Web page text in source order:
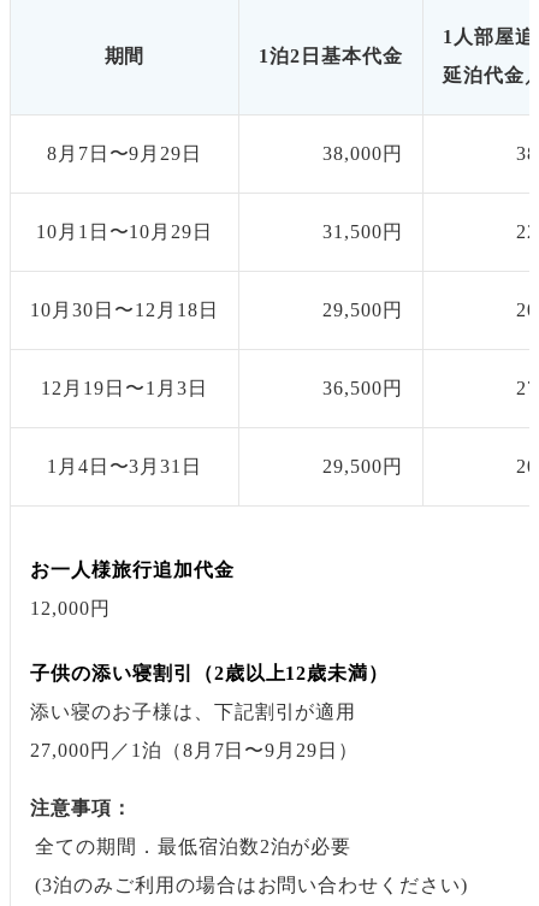
期間 1泊2日基本代金
1人部屋
延泊代金
8月7日〜9月29日 38,000円
10月1日〜10月29日 31,500円
10月30日〜12月18日 29,500円
12月19日〜1月3日 36,500円
1月4日〜3月31日 29,500円
お一人様旅行追加代金
12,000円
子供の添い寝割引（2歳以上12歳未満）
添い寝のお子様は、下記割引が適用
27,000円 ／1泊 （8月7日〜9月29日）
注意事項：
全ての期間．最低宿泊数2泊が必要
(3泊のみご利用の場合はお問い合わせください)